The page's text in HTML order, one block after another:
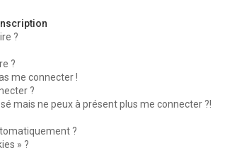
?
?
me connecter !
?
mais ne peux à présent plus me connecter ?!
?
» ?